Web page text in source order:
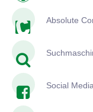
Absolute
Social